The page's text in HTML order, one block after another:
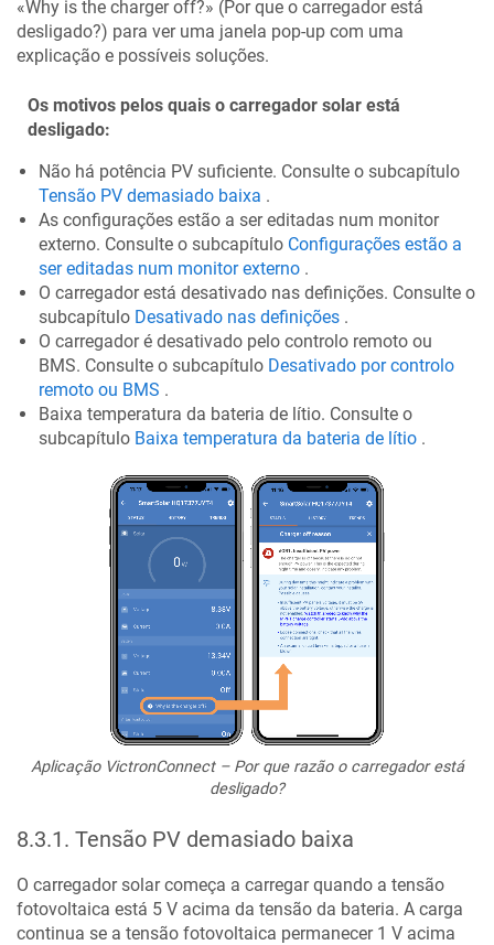
«Why is the charger off?» (Por que o carregador está
desligado?) para ver uma janela pop-up com uma
explicação e possíveis soluções.
Os motivos pelos quais o carregador solar está
desligado:
Não há potência PV suficiente. Consulte o subcapítulo
Tensão PV demasiado baixa .
As configurações estão a ser editadas num monitor
externo. Consulte o subcapítulo Configurações estão a
ser editadas num monitor externo .
O carregador está desativado nas definições. Consulte o
subcapítulo Desativado nas definições .
O carregador é desativado pelo controlo remoto ou
BMS. Consulte o subcapítulo Desativado por controlo
remoto ou BMS .
Baixa temperatura da bateria de lítio. Consulte o
subcapítulo Baixa temperatura da bateria de lítio .
Aplicação VictronConnect – Por que razão o carregador está
desligado?
8.3.1 . Tensão PV demasiado baixa
O carregador solar começa a carregar quando a tensão
fotovoltaica está 5 V acima da tensão da bateria. A carga
continua se a tensão fotovoltaica permanecer 1 V acima